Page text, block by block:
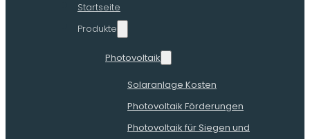
Startseite
Produkte
Photovoltaik
Solaranlage Kosten
Photovoltaik Förderungen
Photovoltaik für Siegen und